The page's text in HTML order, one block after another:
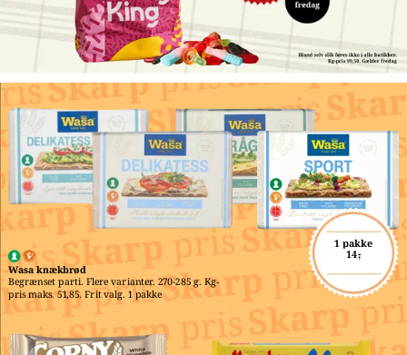
1 pakke
14,-
Wasa knækbrød
Begrænset parti. Flere varianter. 270-285 g. Kg-
pris maks. 51,85. Frit valg. 1 pakke